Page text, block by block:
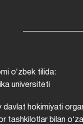
oʻzbek tilida:
universiteti
hokimiyati
tashkilotlar bilan